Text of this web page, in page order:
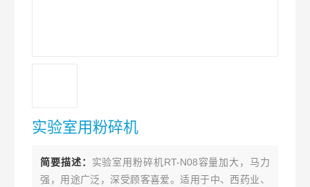
实验室用粉碎机
简要描述： 实验室用粉碎机RT-N08容量加大，马力
强，用途广泛，深受顾客喜爱。适用于中、西药业、